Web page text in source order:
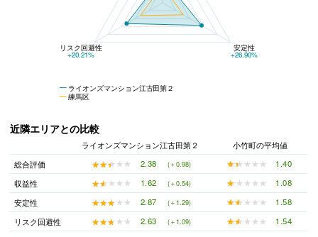
ライオンズマンション江古田第２
練馬区
リスク回避性
+20.21%
安定性
+26.90%
近隣エリアとの比較
ライオンズマンション江古田第２
小竹町の平均値
総合評価
★★★★★
★★★★★ 2.38 (＋0.98) ★★★★★
★★★★★
1.40
収益性
★★★★★
★★★★★ 1.62 (＋0.54) ★★★★★
★★★★★
1.08
安定性
★★★★★
★★★★★ 2.87 (＋1.29) ★★★★★
★★★★★
1.58
リスク回避性
★★★★★
★★★★★ 2.63 (＋1.09) ★★★★★
★★★★★ 1.54